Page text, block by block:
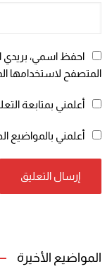
احفظ اسمي، بريدي
المتصفح لاستخدامها
أعلمني بمتابعة
أعلمني بالمواضيع
المواضيع الأخيرة